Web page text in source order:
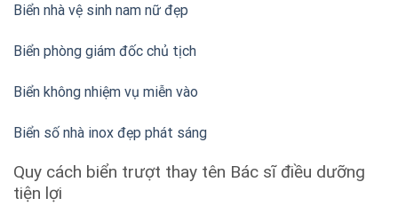
Biển nhà vệ sinh nam nữ đẹp
Biển phòng giám đốc chủ tịch
Biển không nhiệm vụ miễn vào
Biển số nhà inox đẹp phát sáng
Quy cách biển trượt thay tên Bác sĩ điều dưỡng
tiện lợi